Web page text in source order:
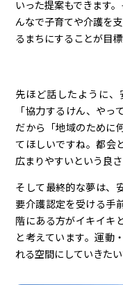
いった提案もできます
んなで子育てや介護を
るまちにすることが目標
先ほど話したように
「協力するけん、やっ
だから「地域のために
てほしいですね。都会
広まりやすいという良さ
そして最終的な夢は、
要介護認定を受ける手
階にある方がイキイキ
と考えています。運動
れる空間にしていきたい